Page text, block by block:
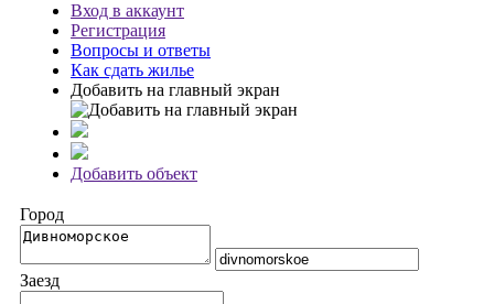
Вход в аккаунт
Регистрация
Вопросы и ответы
Как сдать жилье
Добавить на главный экран
Добавить объект
Город
Заезд